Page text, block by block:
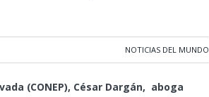
NOTICIAS DEL MUNDO
(CONEP), César Dargán, aboga